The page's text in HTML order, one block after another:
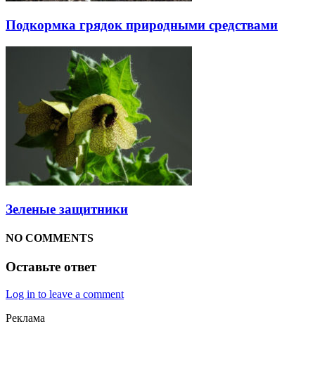
Подкормка грядок природными средствами
Зеленые защитники
NO COMMENTS
Оставьте ответ
Log in to leave a comment
Реклама